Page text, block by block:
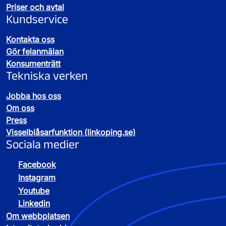
Katrineholms tätort
Äsköping – Nybble
Sågmon – Valla
Forssjö
Forsa
Barksätter Mars
Priser och avtal
Kundservice
Kontakta oss
Gör felanmälan
Konsumenträtt
Tekniska verken
Jobba hos oss
Om oss
Press
Visselblåsarfunktion (linkoping.se)
Sociala medier
Facebook
Instagram
Youtube
Linkedin
Om webbplatsen